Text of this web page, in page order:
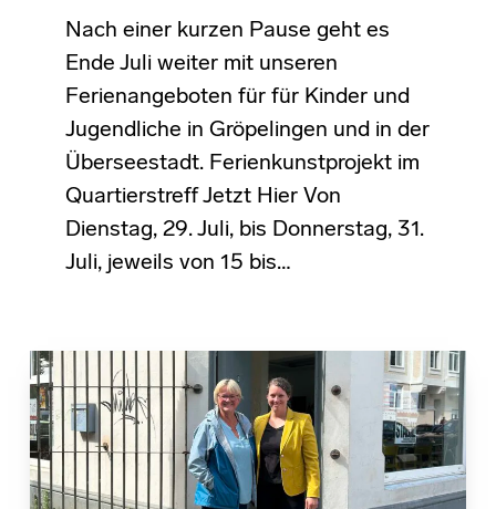
Nach einer kurzen Pause geht es
Ende Juli weiter mit unseren
Ferienangeboten für für Kinder und
Jugendliche in Gröpelingen und in der
Überseestadt. Ferienkunstprojekt im
Quartierstreff Jetzt Hier Von
Dienstag, 29. Juli, bis Donnerstag, 31.
Juli, jeweils von 15 bis…